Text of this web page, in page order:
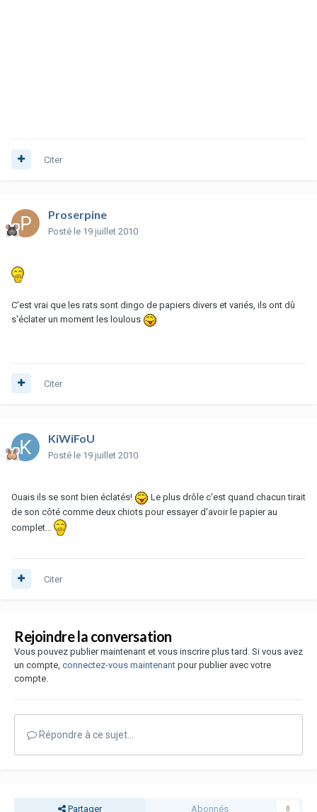
Citer
Proserpine
Posté le 19 juillet 2010
C'est vrai que les rats sont dingo de papiers divers et variés, ils ont dû
s'éclater un moment les loulous
Citer
KiWiFoU
Posté le 19 juillet 2010
Ouais ils se sont bien éclatés!
Le plus drôle c'est quand chacun tirait
de son côté comme deux chiots pour essayer d'avoir le papier au
complet...
Citer
Rejoindre la conversation
Vous pouvez publier maintenant et vous inscrire plus tard. Si vous avez
un compte, connectez-vous maintenant pour publier avec votre
compte.
Répondre à ce sujet…
Partager Abonnés 0